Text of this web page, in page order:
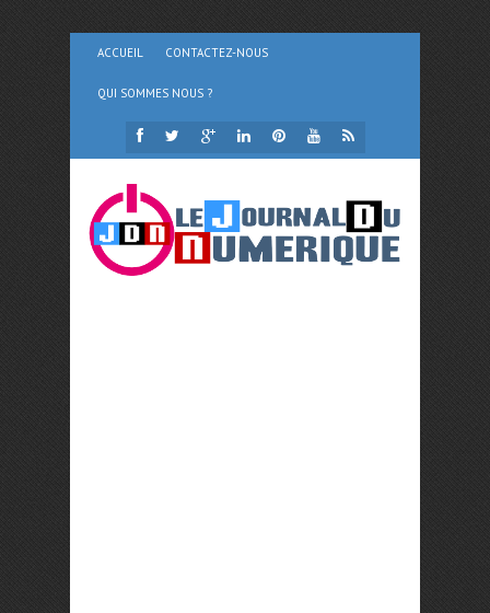
ACCUEIL CONTACTEZ-NOUS
QUI SOMMES NOUS ?